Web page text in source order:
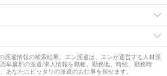
派遣情報の検索結果。エン派遣は、エンが運営する人材派
牟婁郡の派遣/求人情報を職種、勤務地、時給、勤務時
あなたにピッタリの派遣のお仕事を探せます。